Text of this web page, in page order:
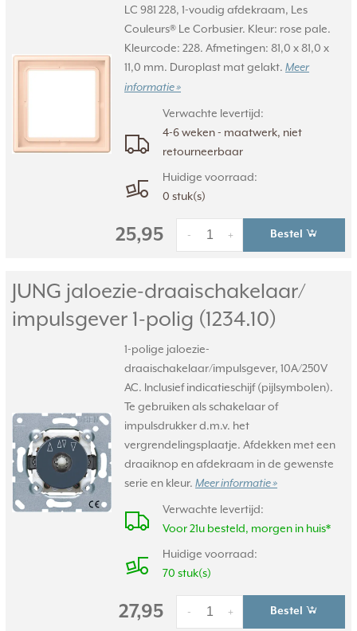
LC 981 228, 1-voudig afdekraam, Les
Couleurs® Le Corbusier. Kleur: rose pale.
Kleurcode: 228. Afmetingen: 81,0 x 81,0 x
11,0 mm. Duroplast mat gelakt. Meer
informatie »
Verwachte levertijd:
4-6 weken - maatwerk, niet
retourneerbaar
Huidige voorraad:
0 stuk(s)
25,95 +
- Bestel
JUNG jaloezie-draaischakelaar/
impulsgever 1-polig (1234.10)
1-polige jaloezie-
draaischakelaar/impulsgever, 10A/250V
AC. Inclusief indicatieschijf (pijlsymbolen).
Te gebruiken als schakelaar of
impulsdrukker d.m.v. het
vergrendelingsplaatje. Afdekken met een
draaiknop en afdekraam in de gewenste
serie en kleur. Meer informatie »
Verwachte levertijd:
Voor 21u besteld, morgen in huis*
Huidige voorraad:
70 stuk(s)
27,95 +
- Bestel